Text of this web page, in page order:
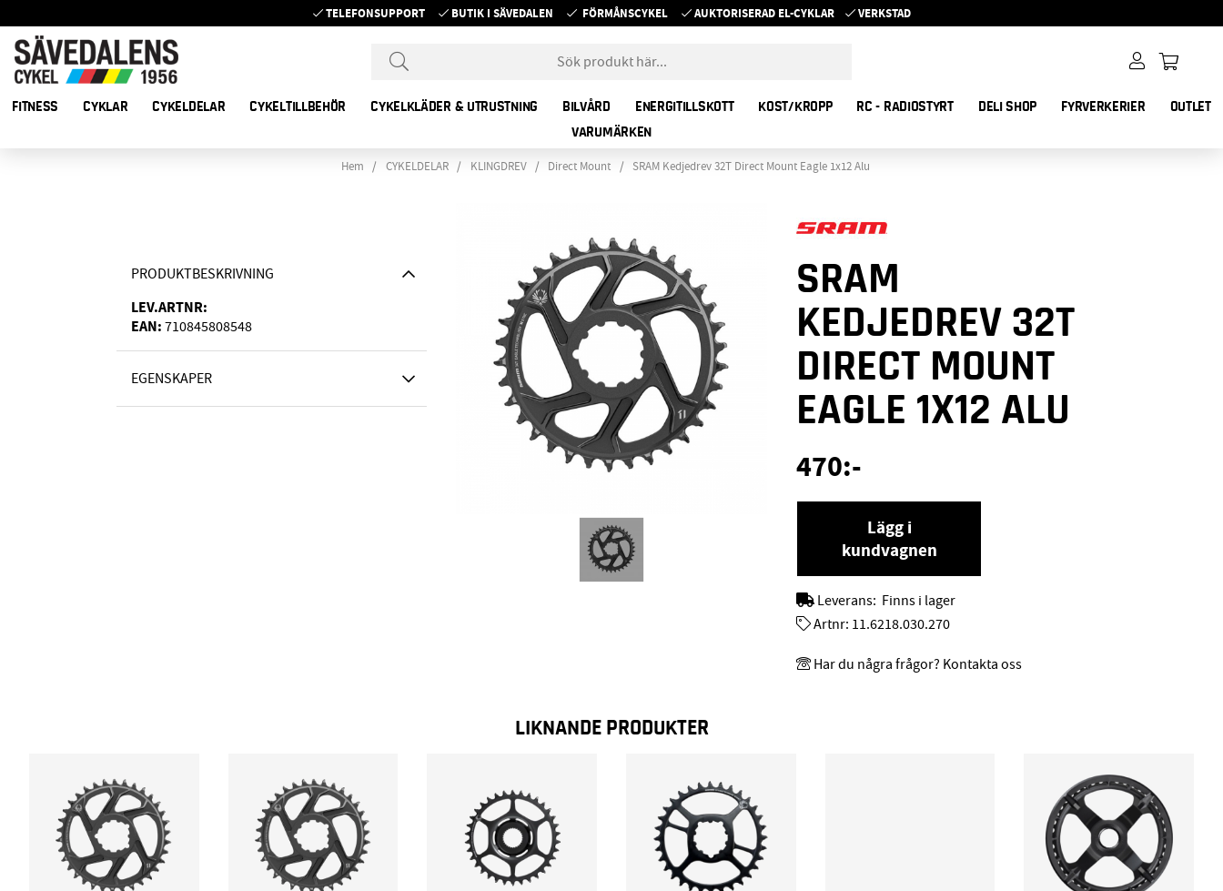
TELEFONSUPPORT BUTIK I SÄVEDALEN FÖRMÅNSCYKEL AUKTORISERAD EL-CYKLAR VERKSTAD
FITNESS CYKLAR CYKELDELAR CYKELTILLBEHÖR CYKELKLÄDER & UTRUSTNING BILVÅRD ENERGITILLSKOTT KOST/KROPP RC - RADIOSTYRT DELI SHOP FYRVERKERIER
OUTLET
VARUMÄRKEN
Hem CYKELDELAR KLINGDREV Direct Mount SRAM Kedjedrev 32T Direct Mount Eagle 1x12 Alu
PRODUKTBESKRIVNING
LEV.ARTNR:
EAN: 710845808548
EGENSKAPER
SRAM
KEDJEDREV 32T
DIRECT MOUNT
EAGLE 1X12 ALU
470:-
Lägg i
kundvagnen
Leverans: Finns i lager
Artnr: 11.6218.030.270
Har du några frågor? Kontakta oss
LIKNANDE PRODUKTER